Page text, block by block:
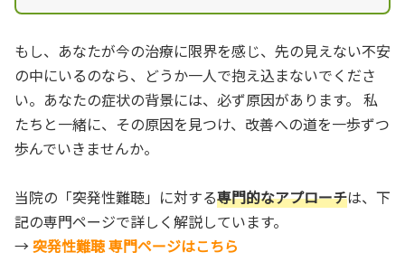
もし、あなたが今の治療に限界を感じ、先の見えない不安
の中にいるのなら、どうか一人で抱え込まないでくださ
い。あなたの症状の背景には、必ず原因があります。 私
たちと一緒に、その原因を見つけ、改善への道を一歩ずつ
歩んでいきませんか。
当院の「突発性難聴」に対する専門的なアプローチは、下
記の専門ページで詳しく解説しています。
→突発性難聴 専門ページはこちら